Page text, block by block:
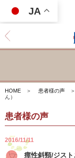
JA
HOME ＞ 患者様の声
ん）
患者様の声
2016/11/11
痙性斜頸/ジス